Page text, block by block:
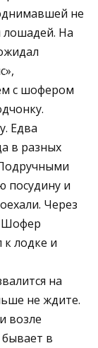
не
лошадей. На
с шофером
Едва
в разных
посудину и
Через
Шофер
лодке и
на
не ждите.
возле
бывает в